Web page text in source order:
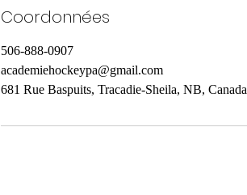
Coordonnées
506-888-0907
academiehockeypa@gmail.com
681 Rue Baspuits, Tracadie-Sheila, NB, Canada